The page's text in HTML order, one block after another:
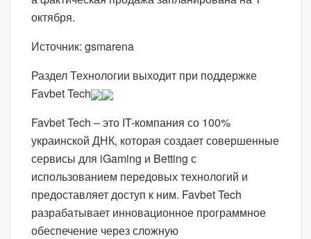
октября.
Источник: gsmarena
Раздел Технологии выходит при поддержке
Favbet Tech
Favbet Tech – это IT-компания со 100%
украинской ДНК, которая создает совершенные
сервисы для iGaming и Betting с
использованием передовых технологий и
предоставляет доступ к ним. Favbet Tech
разрабатывает инновационное программное
обеспечение через сложную